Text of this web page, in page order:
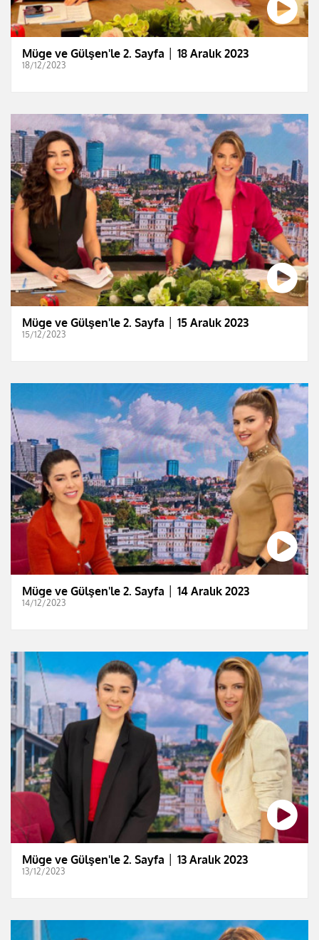
Müge ve Gülşen'le 2. Sayfa │ 18 Aralık 2023
18/12/2023
Müge ve Gülşen'le 2. Sayfa │ 15 Aralık 2023
15/12/2023
Müge ve Gülşen'le 2. Sayfa │ 14 Aralık 2023
14/12/2023
Müge ve Gülşen'le 2. Sayfa │ 13 Aralık 2023
13/12/2023